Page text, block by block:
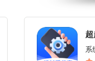
作的便捷性，还
为智能手机中一
系